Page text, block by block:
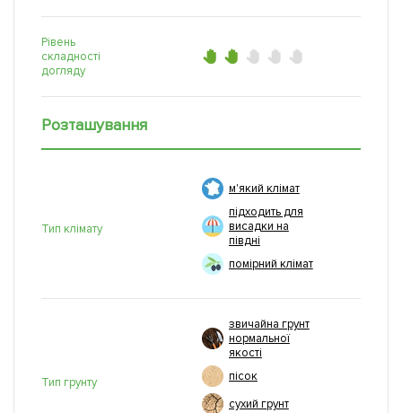
Рівень
складності
догляду
Розташування
Тип клімату
м'який клімат
підходить для
висадки на
півдні
помірний клімат
Тип грунту
звичайна грунт
нормальної
якості
пісок
сухий грунт